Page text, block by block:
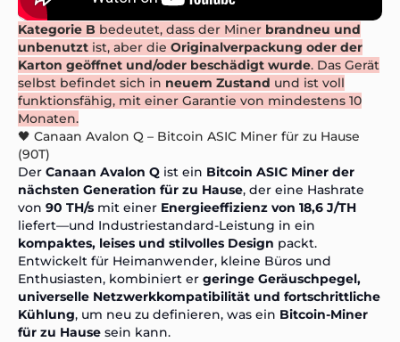
Kategorie B bedeutet, dass der Miner brandneu und
unbenutzt ist, aber die Originalverpackung oder der
Karton geöffnet und/oder beschädigt wurde. Das Gerät
selbst befindet sich in neuem Zustand und ist voll
funktionsfähig, mit einer Garantie von mindestens 10
Monaten.
🖤 Canaan Avalon Q – Bitcoin ASIC Miner für zu Hause
(90T)
Der Canaan Avalon Q ist ein Bitcoin ASIC Miner der
nächsten Generation für zu Hause, der eine Hashrate
von 90 TH/s mit einer Energieeffizienz von 18,6 J/TH
liefert—und Industriestandard-Leistung in ein
kompaktes, leises und stilvolles Design packt.
Entwickelt für Heimanwender, kleine Büros und
Enthusiasten, kombiniert er geringe Geräuschpegel,
universelle Netzwerkkompatibilität und fortschrittliche
Kühlung, um neu zu definieren, was ein Bitcoin-Miner
für zu Hause sein kann.